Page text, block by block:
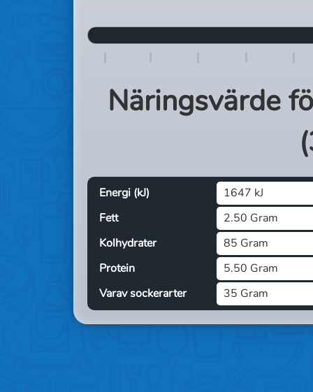
Näringsvärde
(
Energi (kJ)
1647 kJ
Fett
2.50 Gram
Kolhydrater
85 Gram
Protein
5.50 Gram
Varav sockerarter
35 Gram